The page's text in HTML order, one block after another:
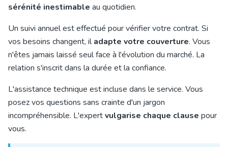
sérénité inestimable au quotidien.
Un suivi annuel est effectué pour vérifier votre contrat. Si
vos besoins changent, iladapte votre couverture. Vous
n'êtes jamais laissé seul face à l'évolution du marché. La
relation s'inscrit dans la durée et la confiance.
L'assistance technique est incluse dans le service. Vous
posez vos questions sans crainte d'un jargon
incompréhensible. L'expertvulgarise chaque clause pour
vous.